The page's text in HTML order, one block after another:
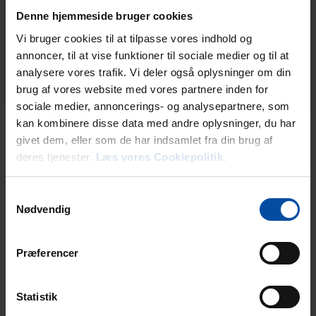
Denne hjemmeside bruger cookies
Vi bruger cookies til at tilpasse vores indhold og
annoncer, til at vise funktioner til sociale medier og til at
analysere vores trafik. Vi deler også oplysninger om din
brug af vores website med vores partnere inden for
sociale medier, annoncerings- og analysepartnere, som
kan kombinere disse data med andre oplysninger, du har
givet dem, eller som de har indsamlet fra din brug af
deres tjenester. Læs vores Cookiepolitik.
Nødvendig
Præferencer
Statistik
Ree Park
Müssen Sie weit über die Grenzen Dänemarks hinaus reisen, um
exotische Wildtiere zu erleben? Hier lautet die Antwort nein! Nur 10
und in seiner 125 Hektar großen Anlage auf Safari gehen. Im Ree Park
gibt es Tiere aus fast allen Teilen der Welt. Erleben Sie Nashörner aus
nordchinesischen Leoparden. Der Park ist bekannt für seinen Fokus
auf den Naturschutz. Der Ree Park bietet auch eine Reihe von